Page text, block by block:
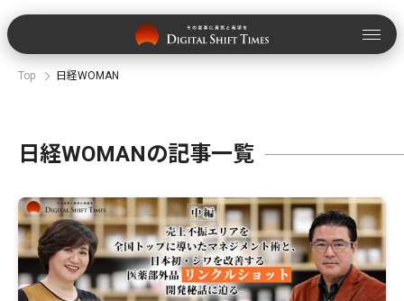
Top 日経WOMAN
日経WOMANの記事一覧